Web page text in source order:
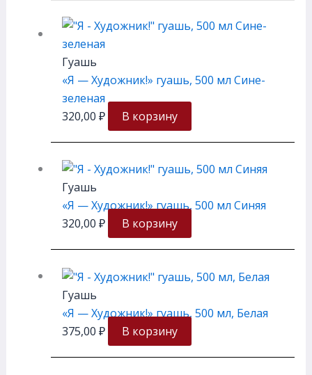
Гуашь
«Я — Художник!» гуашь, 500 мл Сине-
зеленая
320,00 ₽ В корзину
Гуашь
«Я — Художник!» гуашь, 500 мл Синяя
320,00 ₽ В корзину
Гуашь
«Я — Художник!» гуашь, 500 мл, Белая
375,00 ₽ В корзину